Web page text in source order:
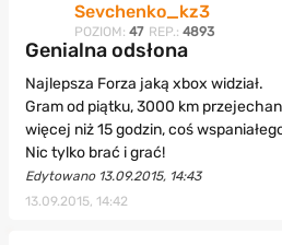
Sevchenko_kz3
POZIOM: 47 REP.: 4893
Genialna odsłona
Najlepsza Forza jaką xbox widział.
Gram od piątku, 3000 km
więcej niż 15 godzin, coś
Nic tylko brać i grać!
Edytowano 13.09.2015, 14:43
13.09.2015, 14:42